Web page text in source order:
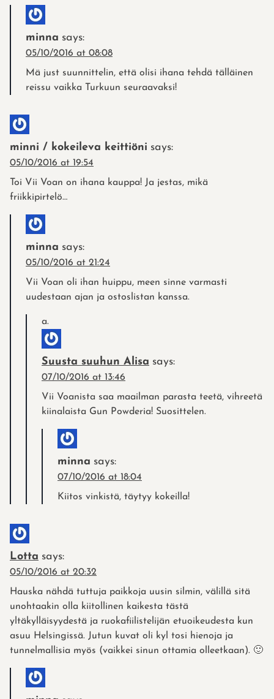
minna says:
05/10/2016 at 08:08
Mä just suunnittelin, että olisi ihana tehdä tälläinen
reissu vaikka Turkuun seuraavaksi!
minni / kokeileva keittiöni says:
05/10/2016 at 19:54
Toi Vii Voan on ihana kauppa! Ja jestas, mikä
friikkipirtelö…
minna says:
05/10/2016 at 21:24
Vii Voan oli ihan huippu, meen sinne varmasti
uudestaan ajan ja ostoslistan kanssa.
Suusta suuhun Alisa says:
07/10/2016 at 13:46
Vii Voanista saa maailman parasta teetä, vihreetä
kiinalaista Gun Powderia! Suosittelen.
minna says:
07/10/2016 at 18:04
Kiitos vinkistä, täytyy kokeilla!
Lotta says:
05/10/2016 at 20:32
Hauska nähdä tuttuja paikkoja uusin silmin, välillä sitä
unohtaakin olla kiitollinen kaikesta tästä
yltäkylläisyydestä ja ruokafiilistelijän etuoikeudesta kun
asuu Helsingissä. Jutun kuvat oli kyl tosi hienoja ja
tunnelmallisia myös (vaikkei sinun ottamia olleetkaan). 🙂